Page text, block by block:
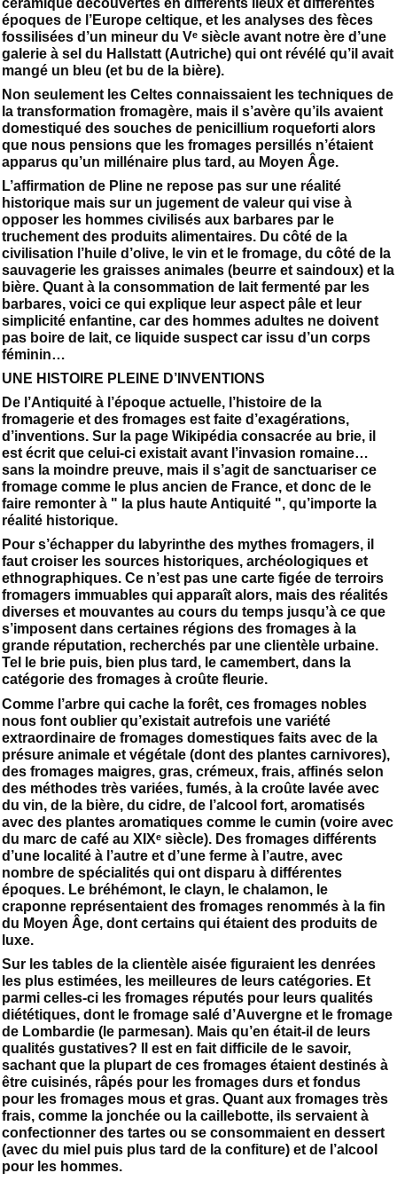
époques de l’Europe celtique, et les analyses des fèces
fossilisées d’un mineur du Vᵉ siècle avant notre ère d’une
galerie à sel du Hallstatt (Autriche) qui ont révélé qu’il avait
mangé un bleu (et bu de la bière).
Non seulement les Celtes connaissaient les techniques de
la transformation fromagère, mais il s’avère qu’ils avaient
domestiqué des souches de penicillium roqueforti alors
que nous pensions que les fromages persillés n’étaient
apparus qu’un millénaire plus tard, au Moyen Âge.
L’affirmation de Pline ne repose pas sur une réalité
historique mais sur un jugement de valeur qui vise à
opposer les hommes civilisés aux barbares par le
truchement des produits alimentaires. Du côté de la
civilisation l’huile d’olive, le vin et le fromage, du côté de la
sauvagerie les graisses animales (beurre et saindoux) et la
bière. Quant à la consommation de lait fermenté par les
barbares, voici ce qui explique leur aspect pâle et leur
simplicité enfantine, car des hommes adultes ne doivent
pas boire de lait, ce liquide suspect car issu d’un corps
féminin…
UNE HISTOIRE PLEINE D’INVENTIONS
De l’Antiquité à l’époque actuelle, l’histoire de la
fromagerie et des fromages est faite d’exagérations,
d’inventions. Sur la page Wikipédia consacrée au brie, il
est écrit que celui-ci existait avant l’invasion romaine…
sans la moindre preuve, mais il s’agit de sanctuariser ce
fromage comme le plus ancien de France, et donc de le
faire remonter à " la plus haute Antiquité ", qu’importe la
réalité historique.
Pour s’échapper du labyrinthe des mythes fromagers, il
faut croiser les sources historiques, archéologiques et
ethnographiques. Ce n’est pas une carte figée de terroirs
fromagers immuables qui apparaît alors, mais des réalités
diverses et mouvantes au cours du temps jusqu’à ce que
s’imposent dans certaines régions des fromages à la
grande réputation, recherchés par une clientèle urbaine.
Tel le brie puis, bien plus tard, le camembert, dans la
catégorie des fromages à croûte fleurie.
Comme l’arbre qui cache la forêt, ces fromages nobles
nous font oublier qu’existait autrefois une variété
extraordinaire de fromages domestiques faits avec de la
présure animale et végétale (dont des plantes carnivores),
des fromages maigres, gras, crémeux, frais, affinés selon
des méthodes très variées, fumés, à la croûte lavée avec
du vin, de la bière, du cidre, de l’alcool fort, aromatisés
avec des plantes aromatiques comme le cumin (voire avec
du marc de café au XIXᵉ siècle). Des fromages différents
d’une localité à l’autre et d’une ferme à l’autre, avec
nombre de spécialités qui ont disparu à différentes
époques. Le bréhémont, le clayn, le chalamon, le
craponne représentaient des fromages renommés à la fin
du Moyen Âge, dont certains qui étaient des produits de
luxe.
Sur les tables de la clientèle aisée figuraient les denrées
les plus estimées, les meilleures de leurs catégories. Et
parmi celles-ci les fromages réputés pour leurs qualités
diététiques, dont le fromage salé d’Auvergne et le fromage
de Lombardie (le parmesan). Mais qu’en était-il de leurs
qualités gustatives? Il est en fait difficile de le savoir,
sachant que la plupart de ces fromages étaient destinés à
être cuisinés, râpés pour les fromages durs et fondus
pour les fromages mous et gras. Quant aux fromages très
frais, comme la jonchée ou la caillebotte, ils servaient à
confectionner des tartes ou se consommaient en dessert
(avec du miel puis plus tard de la confiture) et de l’alcool
pour les hommes.